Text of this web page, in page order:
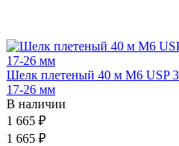
Шелк плетеный 40 м М6 USP 3
17-26 мм
В наличии
1 665 ₽
1 665 ₽